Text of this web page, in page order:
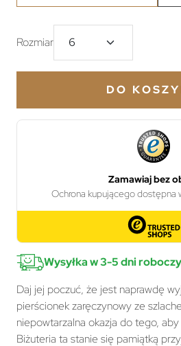
Rozmiar
DO
Wysyłka w 3-5 dni
Daj jej poczuć, że jest naprawdę
pierścionek zaręczynowy ze
niepowtarzalna okazja do tego,
Biżuteria ta stanie się pamiątką